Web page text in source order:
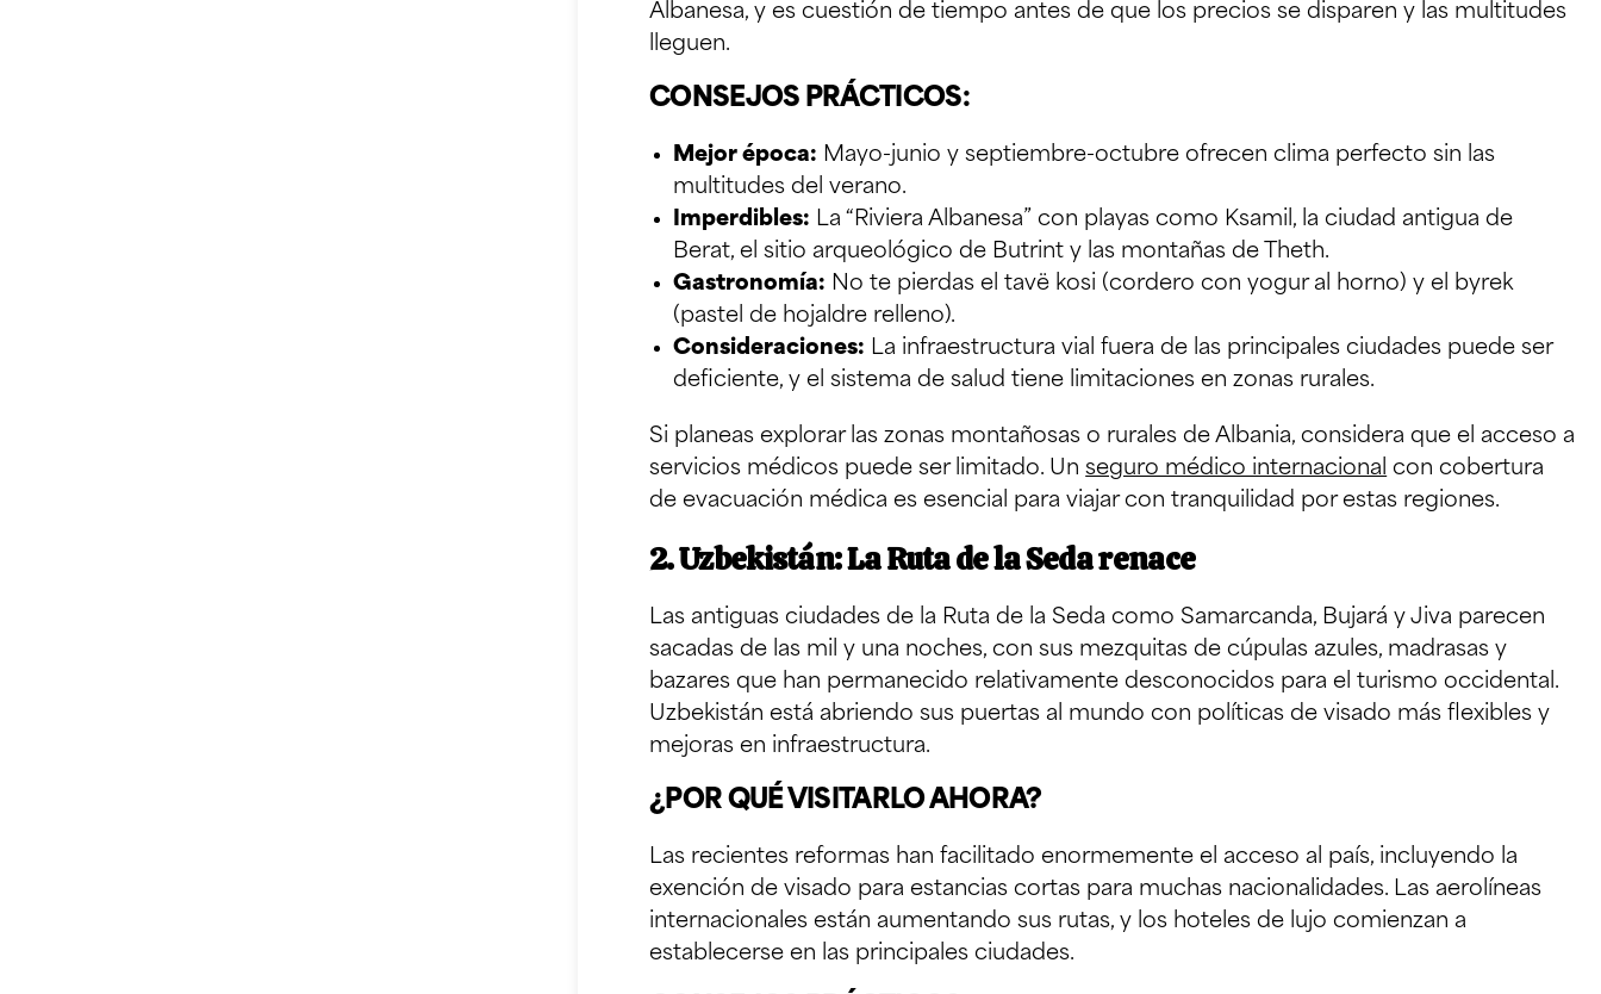
Albanesa, y es cuestión de tiempo antes de que los precios se disparen y las multitudes
lleguen.
CONSEJOS PRÁCTICOS:
Mejor época: Mayo-junio y septiembre-octubre ofrecen clima perfecto sin las
multitudes del verano.
Imperdibles: La “Riviera Albanesa” con playas como Ksamil, la ciudad antigua de
Berat, el sitio arqueológico de Butrint y las montañas de Theth.
Gastronomía: No te pierdas el tavë kosi (cordero con yogur al horno) y el byrek
(pastel de hojaldre relleno).
Consideraciones: La infraestructura vial fuera de las principales ciudades puede ser
deficiente, y el sistema de salud tiene limitaciones en zonas rurales.
Si planeas explorar las zonas montañosas o rurales de Albania, considera que el acceso a
servicios médicos puede ser limitado. Unseguro médico internacional con cobertura
de evacuación médica es esencial para viajar con tranquilidad por estas regiones.
2. Uzbekistán: La Ruta de la Seda renace
Las antiguas ciudades de la Ruta de la Seda como Samarcanda, Bujará y Jiva parecen
sacadas de las mil y una noches, con sus mezquitas de cúpulas azules, madrasas y
bazares que han permanecido relativamente desconocidos para el turismo occidental.
Uzbekistán está abriendo sus puertas al mundo con políticas de visado más flexibles y
mejoras en infraestructura.
¿POR QUÉ VISITARLO AHORA?
Las recientes reformas han facilitado enormemente el acceso al país, incluyendo la
exención de visado para estancias cortas para muchas nacionalidades. Las aerolíneas
internacionales están aumentando sus rutas, y los hoteles de lujo comienzan a
establecerse en las principales ciudades.